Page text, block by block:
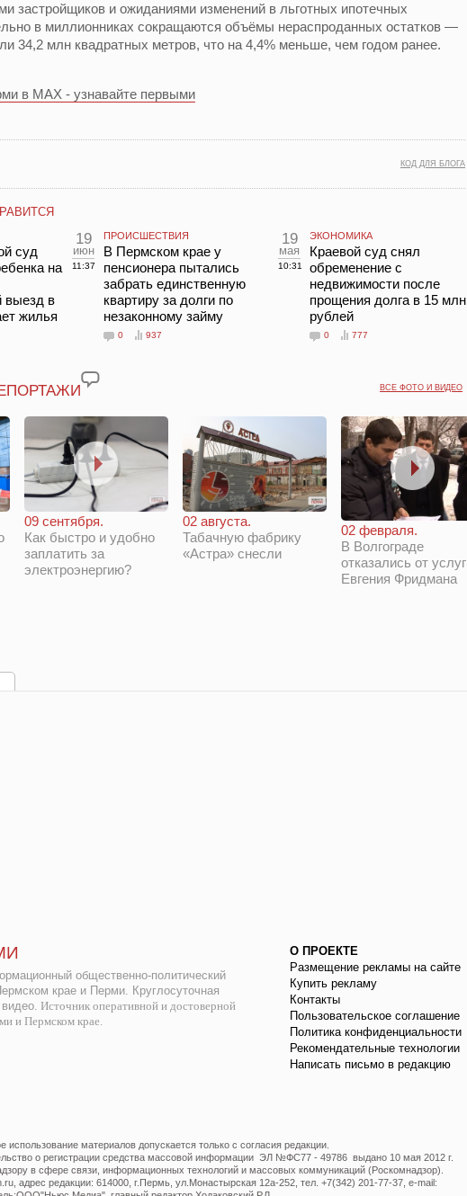
застройщиков и ожиданиями изменений в льготных ипотечных
в миллионниках сокращаются объёмы нераспроданных остатков —
34,2 млн квадратных метров, что на 4,4% меньше, чем годом ранее.
в MAX - узнавайте первыми
КОД ДЛЯ БЛОГА
суд
на
выезд в
жилья
19
июн
11:37
ПРОИСШЕСТВИЯ
В Пермском крае у
пенсионера пытались
забрать единственную
квартиру за долги по
незаконному займу
0 937
19
мая
10:31
ЭКОНОМИКА
Краевой суд снял
обременение с
недвижимости после
прощения долга в 15 млн
рублей
0 777
ВСЕ ФОТО И ВИДЕО
09 сентября.
Как быстро и удобно
заплатить за
электроэнергию?
02 августа.
Табачную фабрику
«Астра» снесли
02 февраля.
В Волгограде
отказались от услуг
Евгения Фридмана
общественно-политический
крае и Перми. Круглосуточная
Источник оперативной и достоверной
и Пермском крае.
О ПРОЕКТЕ
Размещение рекламы на сайте
Купить рекламу
Контакты
Пользовательское соглашение
Политика конфиденциальности
Рекомендательные технологии
Написать письмо в редакцию
материалов допускается только с согласия редакции.
о регистрации средства массовой информации ЭЛ №ФС77 - 49786 выдано 10 мая 2012 г.
в сфере связи, информационных технологий и массовых коммуникаций (Роскомнадзор).
адрес редакции: 614000, г.Пермь, ул.Монастырская 12а-252, тел. +7(342) 201-77-37, e-mail: